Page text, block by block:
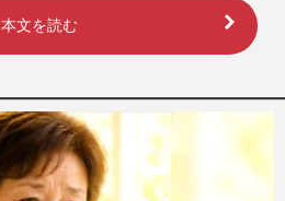
本文を読む